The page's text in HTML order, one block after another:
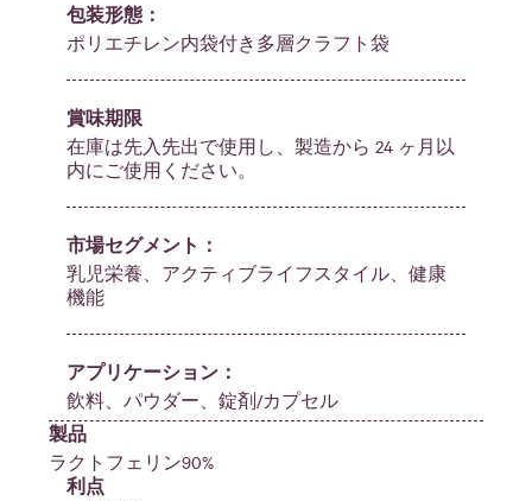
包装形態：
ポリエチレン内袋付き多層クラフト袋
賞味期限
在庫は先入先出で使用し、製造から 24 ヶ月以
内にご使用ください。
市場セグメント：
乳児栄養、アクティブライフスタイル、健康
機能
アプリケーション：
飲料、パウダー、錠剤/カプセル
製品
ラクトフェリン90%
利点